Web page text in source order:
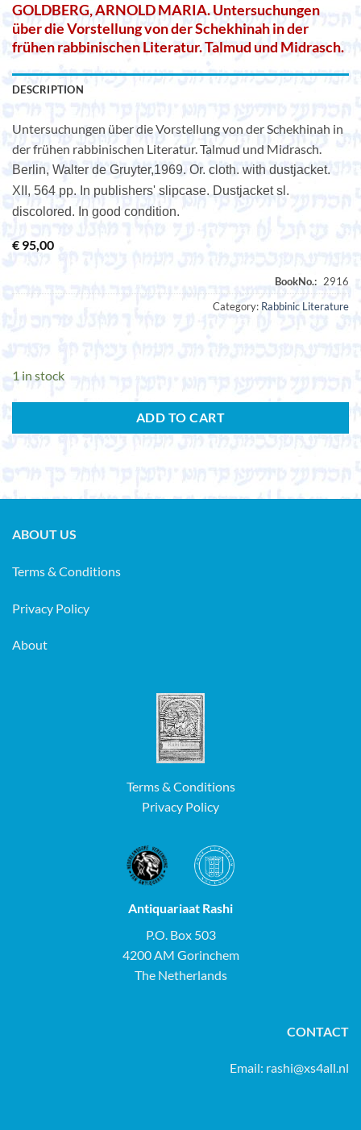
GOLDBERG, ARNOLD MARIA. Untersuchungen
über die Vorstellung von der Schekhinah in der
frühen rabbinischen Literatur. Talmud und Midrasch.
DESCRIPTION
Untersuchungen über die Vorstellung von der Schekhinah in
der frühen rabbinischen Literatur. Talmud und Midrasch.
Berlin, Walter de Gruyter,1969. Or. cloth. with dustjacket.
XII, 564 pp. In publishers' slipcase. Dustjacket sl.
discolored. In good condition.
€ 95,00
Category: Rabbinic Literature
1 in stock
ADD TO CART
ABOUT US
Terms & Conditions
Privacy Policy
About
Terms & Conditions
Privacy Policy
Antiquariaat Rashi
P.O. Box 503
4200 AM Gorinchem
The Netherlands
CONTACT
Email: rashi@xs4all.nl